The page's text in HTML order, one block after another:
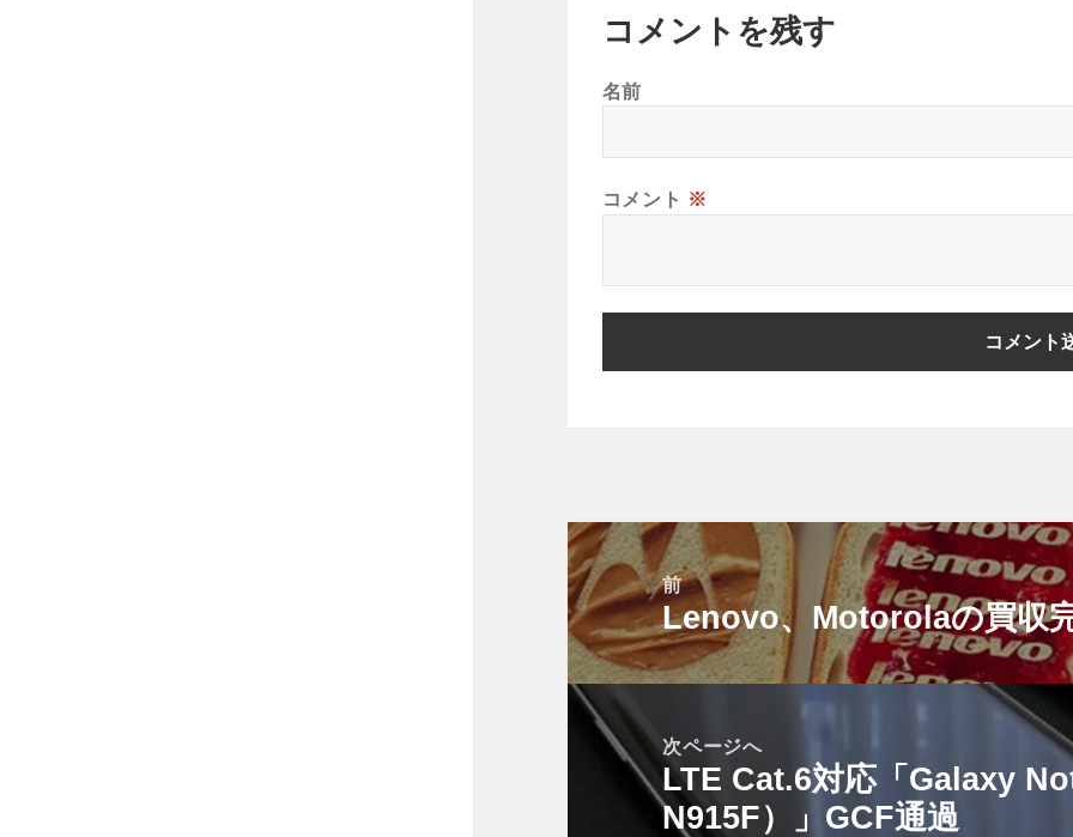
コメントを残す
名前
コメント ※
投
稿
ナ
ビ
ゲ
前
前
の
投
Lenovo、Motorolaの買収
次ページへ
次
の
LTE Cat.6対応「Galaxy
N915F）」GCF通過